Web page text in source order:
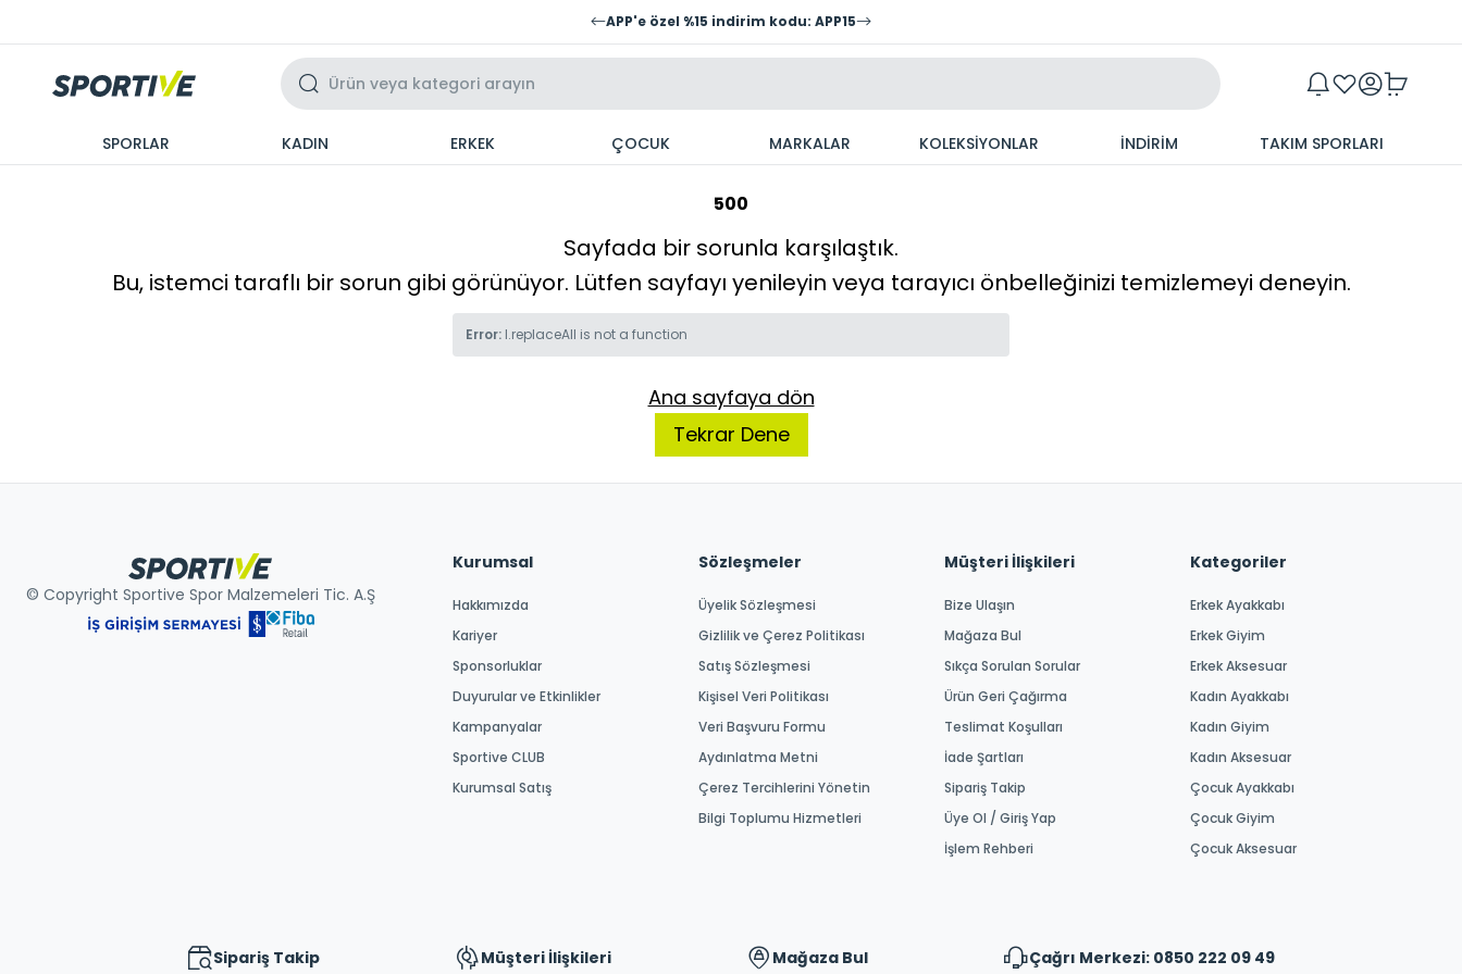
APP'e özel %15 indirim kodu: APP15
SPORLAR KADIN ERKEK ÇOCUK MARKALAR KOLEKSİYONLAR İNDİRİM TAKIM SPORLARI
500
Sayfada bir sorunla karşılaştık.
Bu, istemci taraflı bir sorun gibi görünüyor. Lütfen sayfayı yenileyin veya tarayıcı önbelleğinizi temizlemeyi deneyin.
Error: l.replaceAll is not a function
Ana sayfaya dön
Tekrar Dene
© Copyright Sportive Spor Malzemeleri Tic. A.Ş
Kurumsal
Hakkımızda
Kariyer
Sponsorluklar
Duyurular ve Etkinlikler
Kampanyalar
Sportive CLUB
Kurumsal Satış
Sözleşmeler
Üyelik Sözleşmesi
Gizlilik ve Çerez Politikası
Satış Sözleşmesi
Kişisel Veri Politikası
Veri Başvuru Formu
Aydınlatma Metni
Çerez Tercihlerini Yönetin
Bilgi Toplumu Hizmetleri
Müşteri İlişkileri
Bize Ulaşın
Mağaza Bul
Sıkça Sorulan Sorular
Ürün Geri Çağırma
Teslimat Koşulları
İade Şartları
Sipariş Takip
Üye Ol / Giriş Yap
İşlem Rehberi
Kategoriler
Erkek Ayakkabı
Erkek Giyim
Erkek Aksesuar
Kadın Ayakkabı
Kadın Giyim
Kadın Aksesuar
Çocuk Ayakkabı
Çocuk Giyim
Çocuk Aksesuar
Sipariş Takip Müşteri İlişkileri Mağaza Bul Çağrı Merkezi: 0850 222 09 49